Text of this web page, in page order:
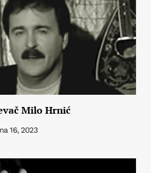
Milo Hrnić
16, 2023